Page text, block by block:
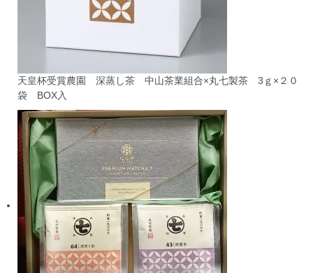
天皇杯受賞農園 深蒸し茶 中山茶業組合×丸七製茶 3ｇ×２０
袋 BOX入